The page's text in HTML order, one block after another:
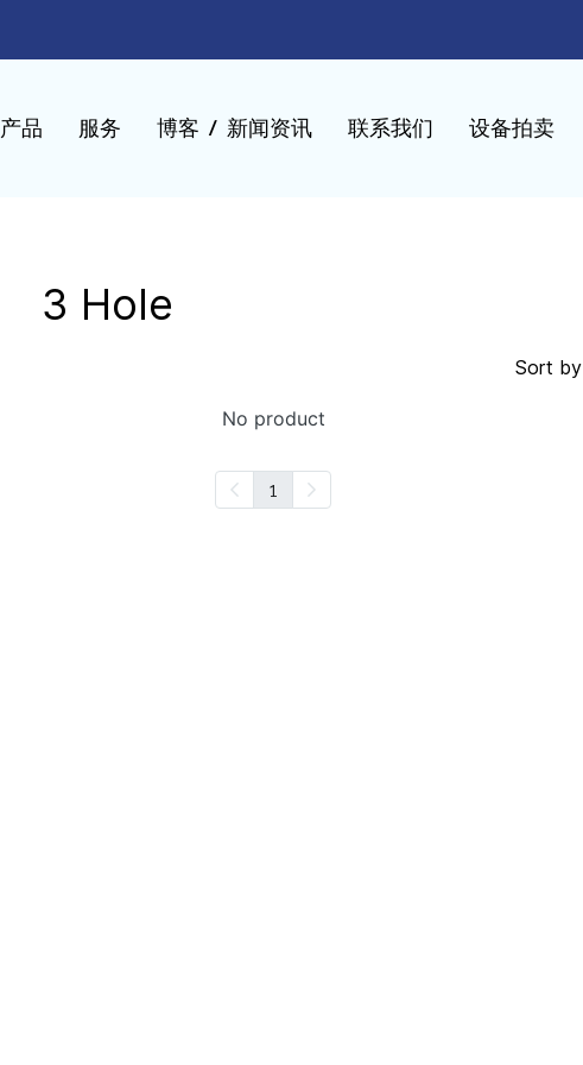
产品 服务 博客 / 新闻资讯 联系我们 设备拍卖
3 Hole
Sort by
No product
1